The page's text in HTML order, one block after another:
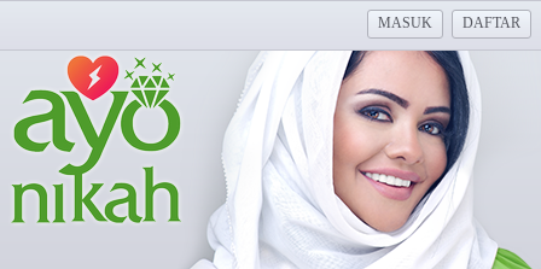
MASUK DAFTAR